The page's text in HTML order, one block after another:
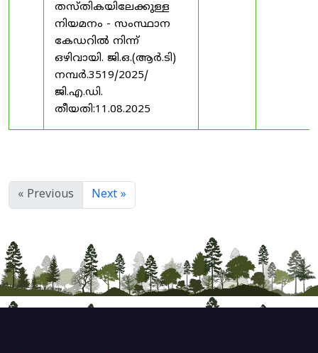
തസ്തികയിലേക്കുള്ള
നിയമനം - സംസ്ഥാന
കേഡറിൽ നിന്ന്
ഒഴിവായി. ജി.ഒ.(ആർ.ടി)
നമ്പർ.3519/2025/
ജി.എ.ഡി.
തീയതി:11.08.2025
« Previous Next »